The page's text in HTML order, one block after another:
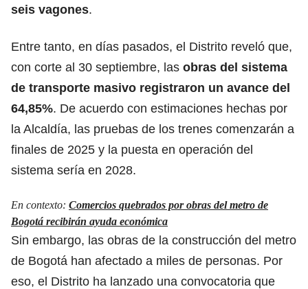
seis vagones.
Entre tanto, en días pasados, el Distrito reveló que,
con corte al 30 septiembre, las obras del sistema
de transporte masivo registraron un avance del
64,85%. De acuerdo con estimaciones hechas por
la Alcaldía, las pruebas de los trenes comenzarán a
finales de 2025 y la puesta en operación del
sistema sería en 2028.
En contexto: Comercios quebrados por obras del metro de
Bogotá recibirán ayuda económica
Sin embargo, las obras de la construcción del metro
de Bogotá han afectado a miles de personas. Por
eso, el Distrito ha lanzado una convocatoria que